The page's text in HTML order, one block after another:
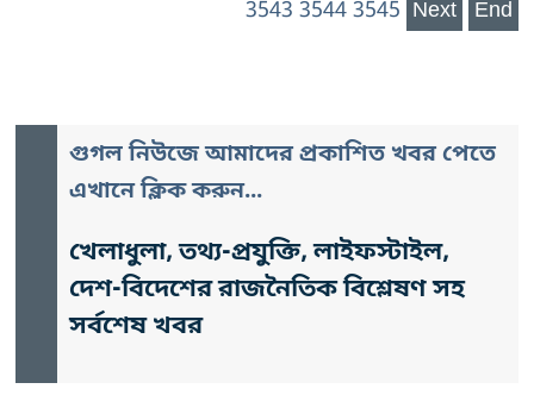
3543 3544 3545 Next End
গুগল নিউজে আমাদের প্রকাশিত খবর পেতে
এখানে ক্লিক করুন...
খেলাধুলা, তথ্য-প্রযুক্তি, লাইফস্টাইল,
দেশ-বিদেশের রাজনৈতিক বিশ্লেষণ সহ
সর্বশেষ খবর